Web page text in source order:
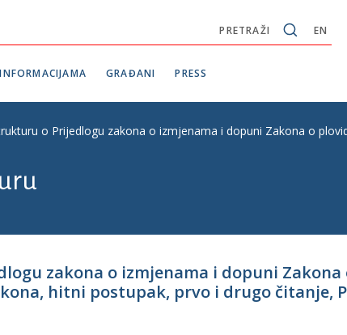
EN
PRETRAŽI
GRAĐANI PRESS
o Prijedlogu zakona o izmjenama i dopuni Zakona o
zakona o izmjenama i dopuni Zakona
hitni postupak, prvo i drugo čitanje,